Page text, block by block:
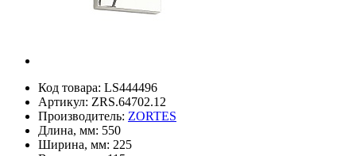
Код товара: LS444496
Артикул: ZRS.64702.12
Производитель: ZORTES
Длина, мм: 550
Ширина, мм: 225